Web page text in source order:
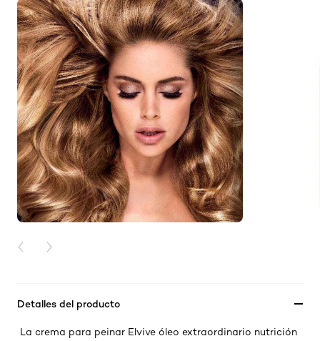
PREVIOUS CARD
NEXT CARD
Detalles del producto
La crema para peinar Elvive óleo extraordinario nutrición